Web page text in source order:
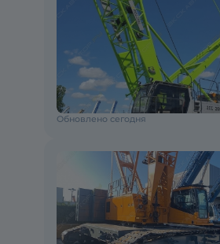
Обновлено сегодня